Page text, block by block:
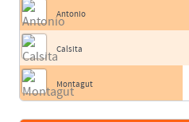
Antonio
Calsita
Montagut